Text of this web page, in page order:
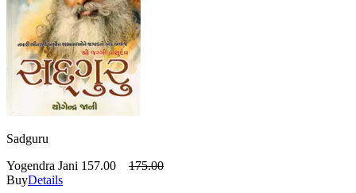
Sadguru
Yogendra Jani 157.00
175.00
BuyDetails